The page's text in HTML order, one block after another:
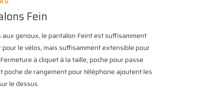
Fein
genoux, le pantalon Feint est suffisamment
le vélos, mais suffisamment extensible pour
à cliquet à la taille, poche pour passe
poche de rangement pour téléphone ajoutent les
le dessus.